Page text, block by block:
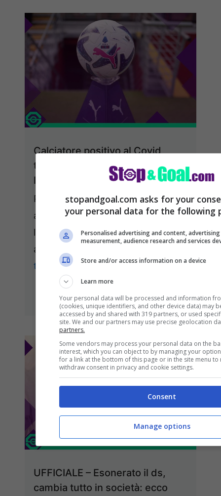
Calciatore positivo al Covid,
torna l’allarme nel calcio italiano:
la notizia
Positivo al Covid, calcio italiano in
allarme: dopo aver scongiurato
l’emergenza, con l’Italia che sta
andando avanti, si teme il ...
tutto
27/10/2022
UFFICIALE – Esonerato il ds,
cambia tutto in società: ecco
stopandgoal.com asks for your
your personal data for the following
Personalised advertising and content,
measurement, audience research and services
Store and/or access information on a device
Learn more
Your personal data will be processed and information
(cookies, unique identifiers, and other device data) may
accessed by and shared with 319 partners, or used
site. We and our partners may use precise geolocation
partners.
Some vendors may process your personal data on the
interest, which you can object to by managing your
for a link at the bottom of this page or in the site menu to
withdraw consent in privacy and cookie settings.
Consent
Manage options